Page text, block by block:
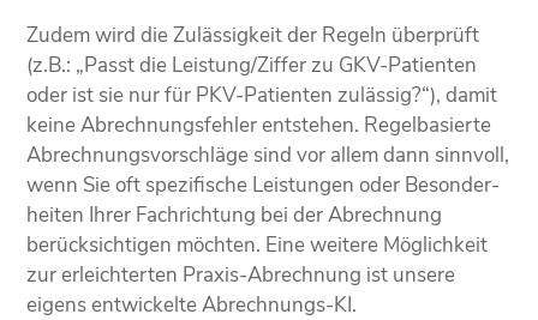
Zudem wird die Zulässigkeit der Regeln überprüft
(z.B.: „Passt die Leistung/Ziffer zu GKV-Patienten
oder ist sie nur für PKV-Patienten zulässig?“), damit
keine Abrechnungs­­fehler entstehen. Regel­basierte
Abrechnungs­­vorschläge sind vor allem dann sinnvoll,
wenn Sie oft spezifische Leistungen oder Besonder­
heiten Ihrer Fach­richtung bei der Abrechnung
berück­sichtigen möchten. Eine weitere Möglichkeit
zur erleichterten Praxis-Abrechnung ist unsere
eigens entwickelte Abrechnungs-KI.